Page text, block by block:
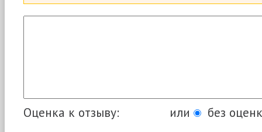
Оценка к отзыву: или без